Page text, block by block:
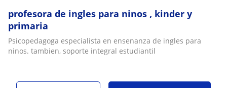
profesora de ingles para ninos , kinder y
primaria
Psicopedagoga especialista en ensenanza de ingles para
ninos. tambien, soporte integral estudiantil